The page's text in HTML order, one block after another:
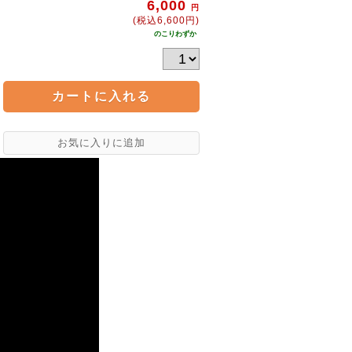
6,000 円
(税込6,600円)
のこりわずか